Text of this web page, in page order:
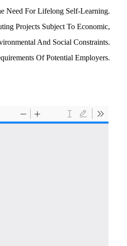
Need For Lifelong Self-Learning.
Projects Subject To Economic,
And Social Constraints.
Of Potential Employers.